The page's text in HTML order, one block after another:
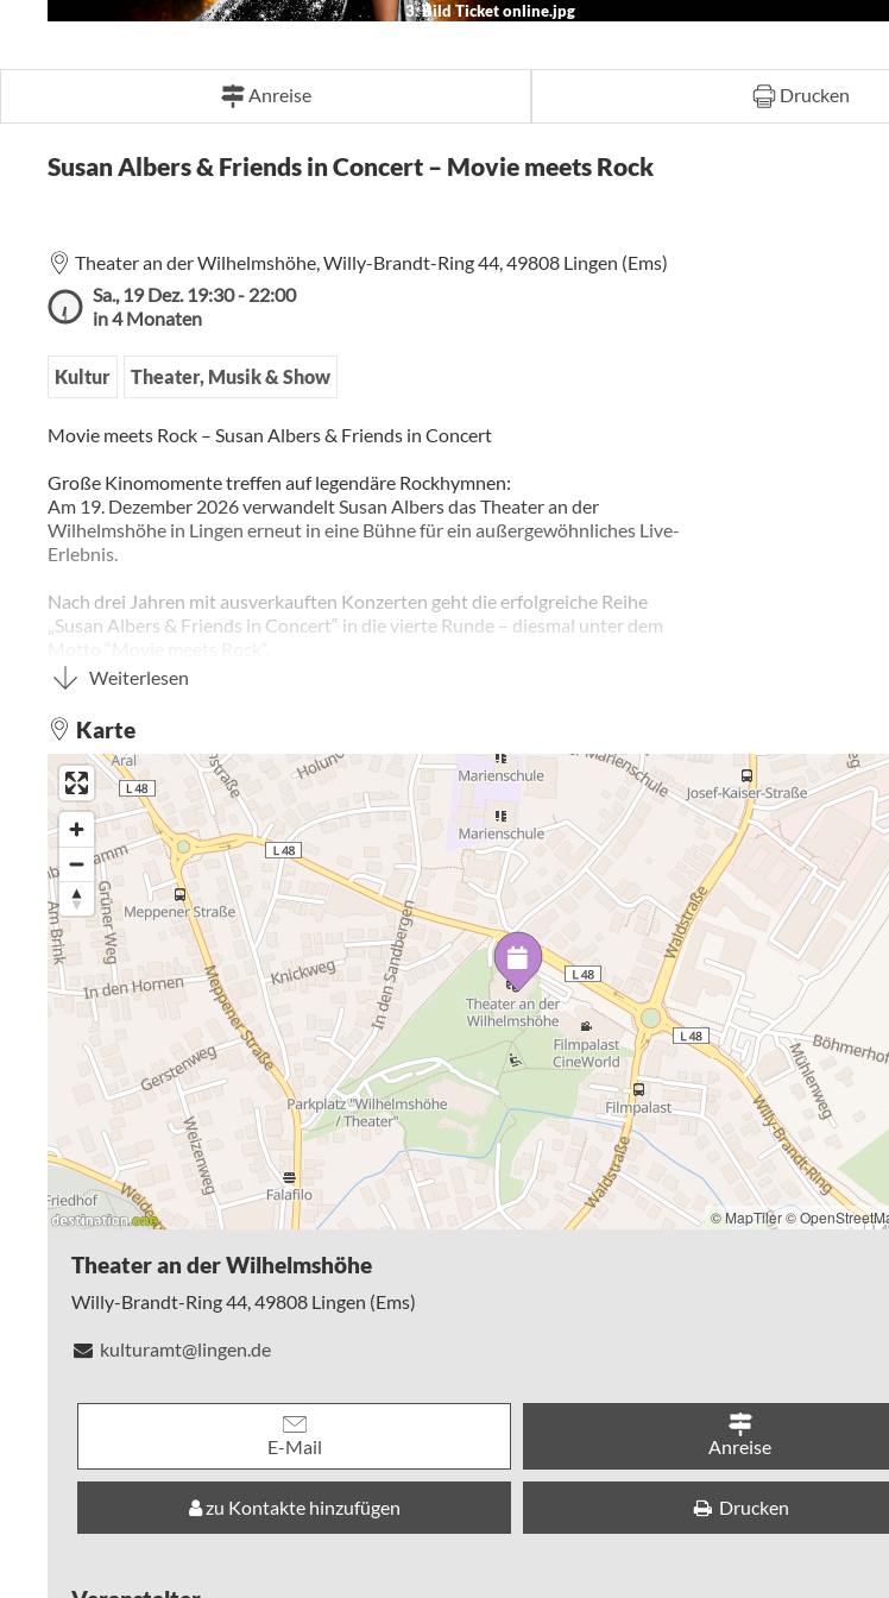
3. Bild Ticket online.jpg
Anreise Drucken
Susan Albers & Friends in Concert – Movie meets Rock
Theater an der Wilhelmshöhe,Willy-Brandt-Ring 44,49808 Lingen (Ems)
Sa., 19 Dez. 19:30 - 22:00
in 4 Monaten
Kultur Theater, Musik & Show
Movie meets Rock – Susan Albers & Friends in Concert
Große Kinomomente treffen auf legendäre Rockhymnen:
Am 19. Dezember 2026 verwandelt Susan Albers das Theater an der
Wilhelmshöhe in Lingen erneut in eine Bühne für ein außergewöhnliches Live-
Erlebnis.
Nach drei Jahren mit ausverkauften Konzerten geht die erfolgreiche Reihe
„Susan Albers & Friends in Concert“ in die vierte Runde – diesmal unter dem
Gemeinsam mit einer Local Hero Band und dem Projektchor “RheMix & The
EmsTones“ präsentiert Susan Albers die größten Songs aus der Welt des Films
und kraftvolle Rockklassiker.
Auf dem Programm stehen unter anderem Songs aus “Rocky“, “The Greatest
Showman“, “Top Gun“, “Spider-Man“ und “Der König der Löwen“,
kombiniert mit energiegeladenen Rockhits von “Toto“ bis “Survivor“ und
überraschenden Mash-ups.
Mit dabei sind die Musiker:
Felix Kley (Gesang & Gitarre), Eike Kumbrink (Gesang & Drums), Noah Gels
(Gitarre), Jörg Hanselle (Bass) und als Special Guest die Saxofonistin
Sendi Wessel.
Besonders beeindruckend wird erneut der Projektchor, der Sängerinnen und
Sänger aus Lingen, sowie Susans Heimatstadt Rhede (Westf.) vereint und dem
Konzert eine gewaltige Klangkulisse verleiht.
Das Publikum darf sich auf einen Abend voller Emotionen, großer Stimmen,
mitreißender Rockenergie und überraschender musikalischer Momente freuen.
Movie meets Rock – ein Konzertabend, wie ein Film, den man live erleben
muss.
Weiterlesen
Karte
© MapTiler ©
Theater an der Wilhelmshöhe
Willy-Brandt-Ring 44,49808 Lingen (Ems)
kulturamt@lingen.de
E-Mail Anreise
zu Kontakte hinzufügen Drucken